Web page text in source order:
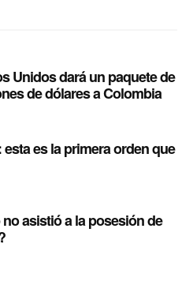
Unidos dará un paquete de
de dólares a Colombia
es la primera orden que
asistió a la posesión de